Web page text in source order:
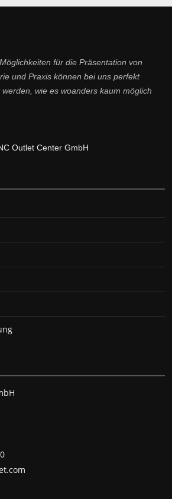
für die Präsentation von
und Praxis können bei uns perfekt
wie es woanders kaum möglich
Outlet Center GmbH